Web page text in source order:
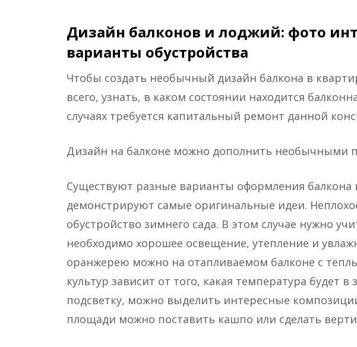
Дизайн балконов и лоджий: фото
варианты обустройства
Чтобы создать необычный дизайн балкона в
всего, узнать, в каком состоянии находится
случаях требуется капитальный ремонт данной
Дизайн на балконе можно дополнить необычными
Существуют разные варианты оформления балкона
демонстрируют самые оригинальные идеи.
обустройство зимнего сада. В этом случае нужно
необходимо хорошее освещение, утепление и
оранжерею можно на отапливаемом балконе с
культур зависит от того, какая температура будет
подсветку, можно выделить интересные
площади можно поставить кашпо или сделать